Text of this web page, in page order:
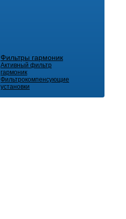
Фильтры гармоник
Активный фильтр
гармоник
Фильтрокомпенсующие
установки